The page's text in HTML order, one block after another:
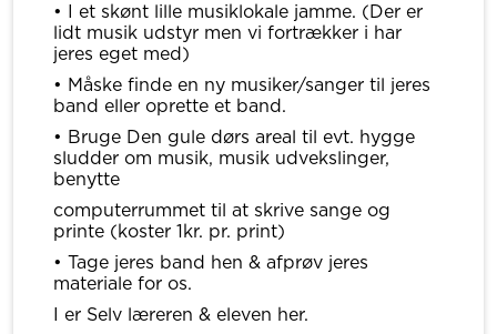
• I et skønt lille musiklokale jamme. (Der er
lidt musik udstyr men vi fortrækker i har
jeres eget med)
• Måske finde en ny musiker/sanger til jeres
band eller oprette et band.
• Bruge Den gule dørs areal til evt. hygge
sludder om musik, musik udvekslinger,
benytte
computerrummet til at skrive sange og
printe (koster 1kr. pr. print)
• Tage jeres band hen & afprøv jeres
materiale for os.
I er Selv læreren & eleven her.